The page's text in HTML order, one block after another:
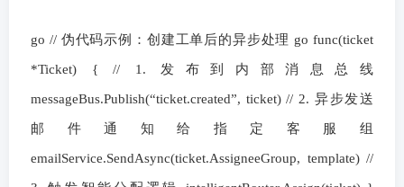
go // 伪代码示例：创建工单后的异步处理 go func(ticket
*Ticket) { // 1. 发布到内部消息总线
messageBus.Publish(“ticket.created”, ticket) // 2. 异步发送
邮件通知给指定客服组
emailService.SendAsync(ticket.AssigneeGroup, template) //